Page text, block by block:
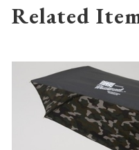
Related